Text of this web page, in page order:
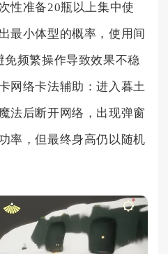
性准备20瓶以上集中使
最小体型的概率，使用间
免频繁操作导致效果不稳
网络卡法辅助：进入暮土
法后断开网络，出现弹窗
率，但最终身高仍以随机